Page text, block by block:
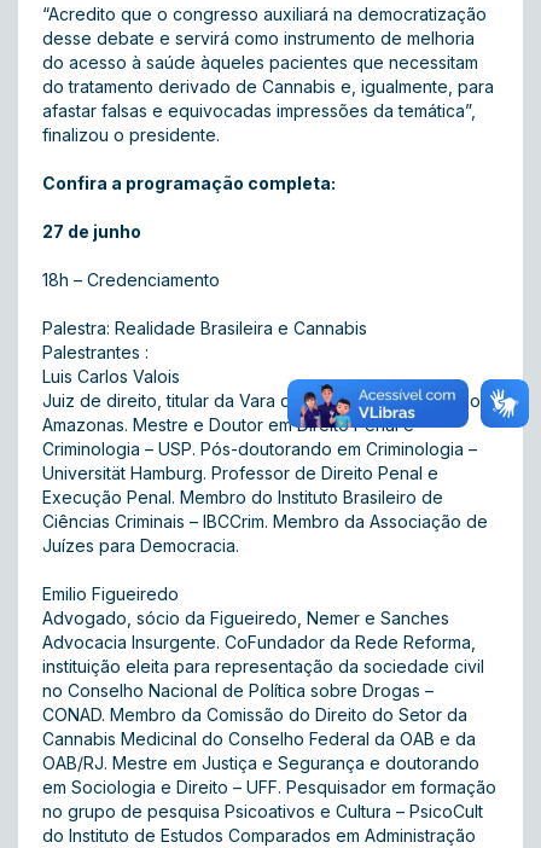
“Acredito que o congresso auxiliará na democratização
desse debate e servirá como instrumento de melhoria
do acesso à saúde àqueles pacientes que necessitam
do tratamento derivado de Cannabis e, igualmente, para
afastar falsas e equivocadas impressões da temática”,
finalizou o presidente.
Confira a programação completa:
27 de junho
18h – Credenciamento
Palestra: Realidade Brasileira e Cannabis
Palestrantes :
Luis Carlos Valois
Juiz de direito, titular da Vara de Execuções Penais do
Amazonas. Mestre e Doutor em Direito Penal e
Criminologia – USP. Pós-doutorando em Criminologia –
Universität Hamburg. Professor de Direito Penal e
Execução Penal. Membro do Instituto Brasileiro de
Ciências Criminais – IBCCrim. Membro da Associação de
Juízes para Democracia.
Emilio Figueiredo
Advogado, sócio da Figueiredo, Nemer e Sanches
Advocacia Insurgente. CoFundador da Rede Reforma,
instituição eleita para representação da sociedade civil
no Conselho Nacional de Política sobre Drogas –
CONAD. Membro da Comissão do Direito do Setor da
Cannabis Medicinal do Conselho Federal da OAB e da
OAB/RJ. Mestre em Justiça e Segurança e doutorando
em Sociologia e Direito – UFF. Pesquisador em formação
no grupo de pesquisa Psicoativos e Cultura – PsicoCult
do Instituto de Estudos Comparados em Administração